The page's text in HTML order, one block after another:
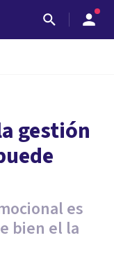
gestión
es
bien el la